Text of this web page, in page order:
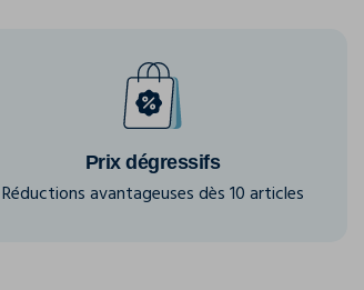
Prix dégressifs
Réductions avantageuses dès 10 articles